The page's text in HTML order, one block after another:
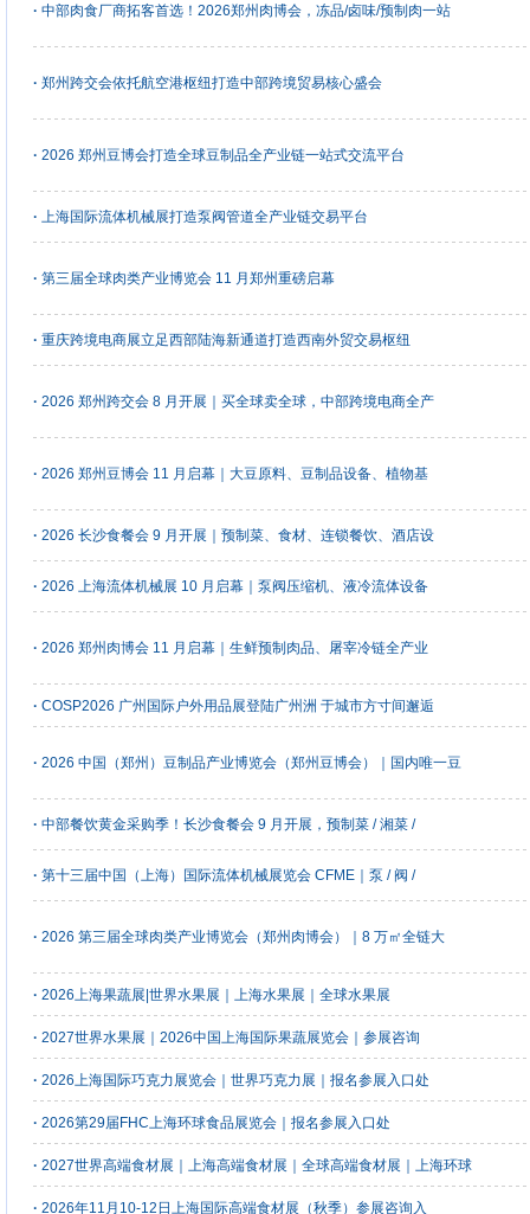
· 中部肉食厂商拓客首选！2026郑州肉博会，冻品/卤味/预制肉一站
· 郑州跨交会依托航空港枢纽打造中部跨境贸易核心盛会
· 2026 郑州豆博会打造全球豆制品全产业链一站式交流平台
· 上海国际流体机械展打造泵阀管道全产业链交易平台
· 第三届全球肉类产业博览会 11 月郑州重磅启幕
· 重庆跨境电商展立足西部陆海新通道打造西南外贸交易枢纽
· 2026 郑州跨交会 8 月开展｜买全球卖全球，中部跨境电商全产
· 2026 郑州豆博会 11 月启幕｜大豆原料、豆制品设备、植物基
· 2026 长沙食餐会 9 月开展｜预制菜、食材、连锁餐饮、酒店设
· 2026 上海流体机械展 10 月启幕｜泵阀压缩机、液冷流体设备
· 2026 郑州肉博会 11 月启幕｜生鲜预制肉品、屠宰冷链全产业
· COSP2026 广州国际户外用品展登陆广州洲 于城市方寸间邂逅
· 2026 中国（郑州）豆制品产业博览会（郑州豆博会）｜国内唯一豆
· 中部餐饮黄金采购季！长沙食餐会 9 月开展，预制菜 / 湘菜 /
· 第十三届中国（上海）国际流体机械展览会 CFME｜泵 / 阀 /
· 2026 第三届全球肉类产业博览会（郑州肉博会）｜8 万㎡全链大
· 2026上海果蔬展|世界水果展｜上海水果展｜全球水果展
· 2027世界水果展｜2026中国上海国际果蔬展览会｜参展咨询
· 2026上海国际巧克力展览会｜世界巧克力展｜报名参展入口处
· 2026第29届FHC上海环球食品展览会｜报名参展入口处
· 2027世界高端食材展｜上海高端食材展｜全球高端食材展｜上海环球
· 2026年11月10-12日上海国际高端食材展（秋季）参展咨询入